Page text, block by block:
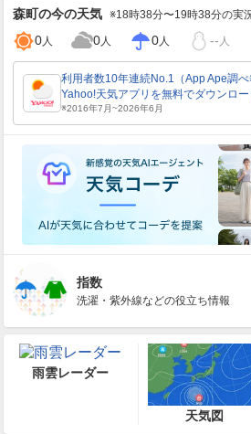
森町の今の天気 ※18時38分〜19時38分の実
0人 0人 0人 -- 人
指数
洗濯・紫外線などの役立ち情報
雨雲レーダー
天気図